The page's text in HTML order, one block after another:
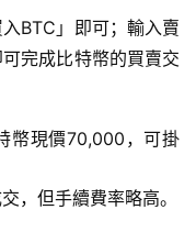
BTC」即可；輸入賣
完成比特幣的買賣交
幣現價70,000，可掛
，但手續費率略高。